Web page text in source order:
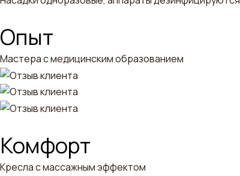
Опыт
Мастера с медицинским образованием
Комфорт
Кресла с массажным эффектом